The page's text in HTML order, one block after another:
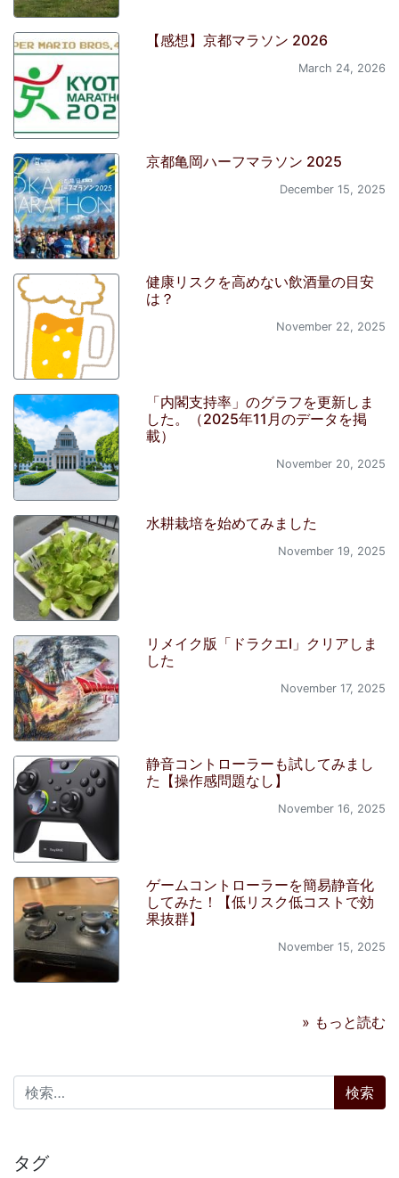
【感想】京都マラソン 2026
March 24, 2026
京都亀岡ハーフマラソン 2025
December 15, 2025
健康リスクを高めない飲酒量の目安
は？
November 22, 2025
「内閣支持率」のグラフを更新しま
した。（2025年11月のデータを掲
載）
November 20, 2025
水耕栽培を始めてみました
November 19, 2025
リメイク版「ドラクエI」クリアしま
した
November 17, 2025
静音コントローラーも試してみまし
た【操作感問題なし】
November 16, 2025
ゲームコントローラーを簡易静音化
してみた！【低リスク低コストで効
果抜群】
November 15, 2025
» もっと読む
検索:
タグ